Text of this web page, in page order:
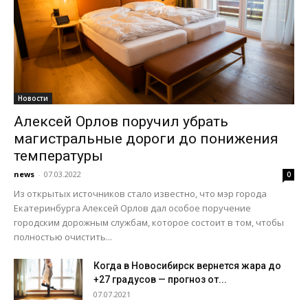
Новости
Алексей Орлов поручил убрать
магистральные дороги до понижения
температуры
news - 07.03.2022 0
Из открытых источников стало известно, что мэр города
Екатеринбурга Алексей Орлов дал особое поручение
городским дорожным службам, которое состоит в том, чтобы
полностью очистить...
Когда в Новосибирск вернется жара до
+27 градусов — прогноз от...
07.07.2021